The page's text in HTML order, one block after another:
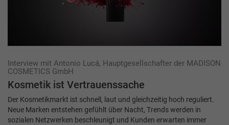
Interview mit Antonio Lucá, Hauptgesellschafter der MADISON
COSMETICS GmbH
Kosmetik ist Vertrauens­sache
Der Kosmetikmarkt ist schnell, laut und gleichzeitig hoch reguliert.
Neue Marken entstehen gefühlt über Nacht, Trends werden in
sozialen Netzwerken beschleunigt und Kunden erwarten immer